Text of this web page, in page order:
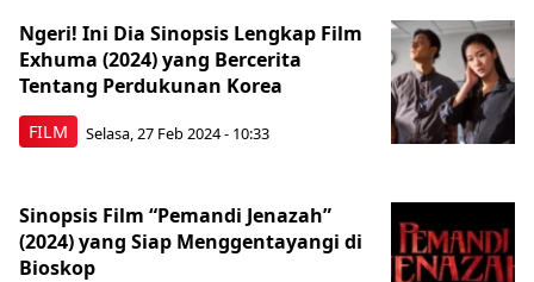
FILM
Ngeri! Ini Dia Sinopsis Lengkap Film
Exhuma (2024) yang Bercerita
Tentang Perdukunan Korea
Selasa, 27 Feb 2024 - 10:33
Sinopsis Film “Pemandi Jenazah”
(2024) yang Siap Menggentayangi di
Bioskop